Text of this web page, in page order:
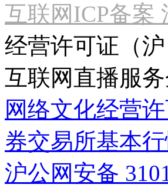
互联网ICP备案
经营许可证（
互联网直播服
网络文化经营
券交易所基本
沪公网安备